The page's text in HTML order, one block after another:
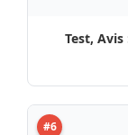
Test, Avis
#6